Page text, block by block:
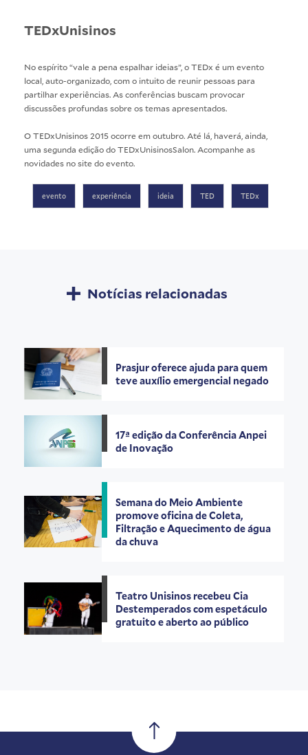
TEDxUnisinos
No espírito “vale a pena espalhar ideias”, o TEDx é um evento
local, auto-organizado, com o intuito de reunir pessoas para
partilhar experiências. As conferências buscam provocar
discussões profundas sobre os temas apresentados.
O TEDxUnisinos 2015 ocorre em outubro. Até lá, haverá, ainda,
uma segunda edição do TEDxUnisinosSalon. Acompanhe as
novidades nosite do evento.
evento experiência ideia TED TEDx
Notícias relacionadas
Prasjur oferece ajuda para quem
teve auxílio emergencial negado
17ª edição da Conferência Anpei
de Inovação
Semana do Meio Ambiente
promove oficina de Coleta,
Filtração e Aquecimento de água
da chuva
Teatro Unisinos recebeu Cia
Destemperados com espetáculo
gratuito e aberto ao público